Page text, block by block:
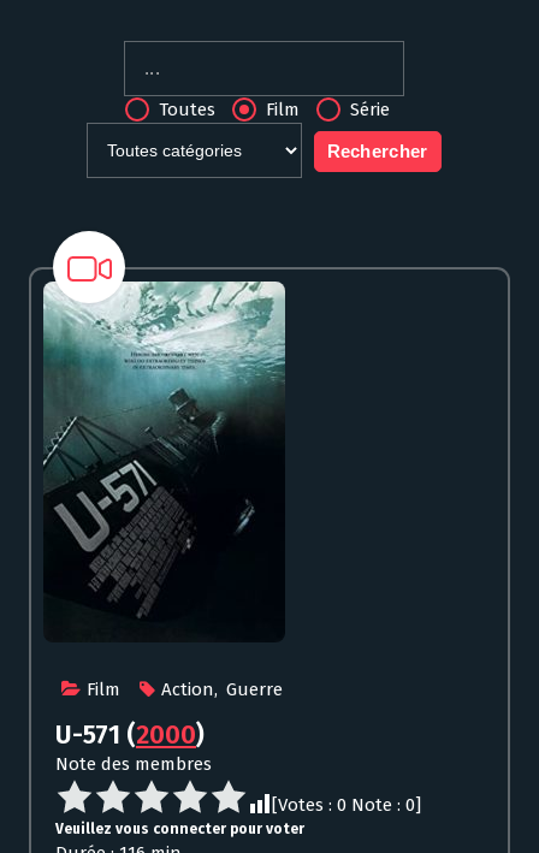
Toutes Film Série
Film Action, Guerre
U-571 (2000)
Note des membres
[Votes : 0 Note : 0]
Veuillez vous connecter pour voter